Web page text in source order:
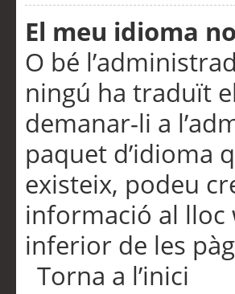
El meu idioma
O bé
ningú ha traduït
demanar-li a
paquet d’idioma
existeix, podeu
informació al lloc
inferior de les
Torna a l’inici